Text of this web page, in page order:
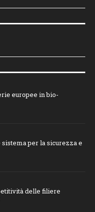
europee in bio-
per la sicurezza e
delle filiere